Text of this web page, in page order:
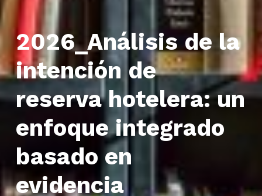
2026_Análisis de la
intención de
reserva hotelera: un
enfoque integrado
basado en
evidencia